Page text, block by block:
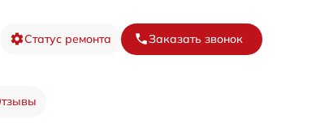
Статус ремонта Заказать звонок